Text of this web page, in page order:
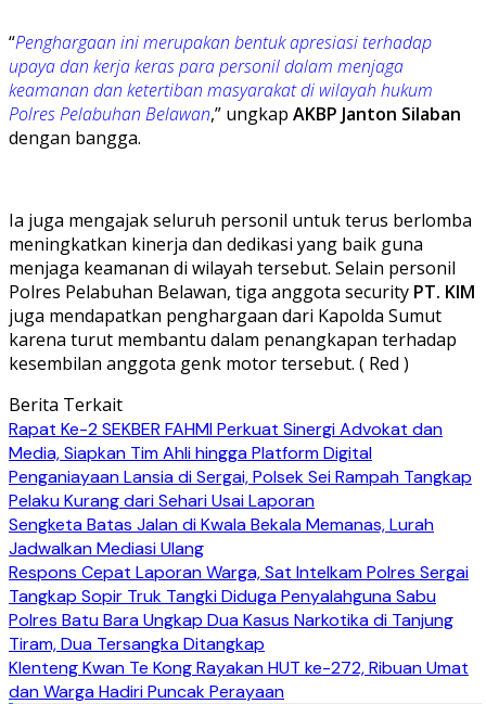
“Penghargaan ini merupakan bentuk apresiasi terhadap
upaya dan kerja keras para personil dalam menjaga
keamanan dan ketertiban masyarakat di wilayah hukum
Polres Pelabuhan Belawan,” ungkap AKBP Janton Silaban
dengan bangga.
Ia juga mengajak seluruh personil untuk terus berlomba
meningkatkan kinerja dan dedikasi yang baik guna
menjaga keamanan di wilayah tersebut. Selain personil
Polres Pelabuhan Belawan, tiga anggota security PT. KIM
juga mendapatkan penghargaan dari Kapolda Sumut
karena turut membantu dalam penangkapan terhadap
kesembilan anggota genk motor tersebut. ( Red )
Berita Terkait
Rapat Ke-2 SEKBER FAHMI Perkuat Sinergi Advokat dan
Media, Siapkan Tim Ahli hingga Platform Digital
Penganiayaan Lansia di Sergai, Polsek Sei Rampah Tangkap
Pelaku Kurang dari Sehari Usai Laporan
Sengketa Batas Jalan di Kwala Bekala Memanas, Lurah
Jadwalkan Mediasi Ulang
Respons Cepat Laporan Warga, Sat Intelkam Polres Sergai
Tangkap Sopir Truk Tangki Diduga Penyalahguna Sabu
Polres Batu Bara Ungkap Dua Kasus Narkotika di Tanjung
Tiram, Dua Tersangka Ditangkap
Klenteng Kwan Te Kong Rayakan HUT ke-272, Ribuan Umat
dan Warga Hadiri Puncak Perayaan